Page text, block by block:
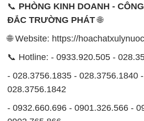
📞 PHÒNG KINH DOANH -
ĐẮC TRƯỜNG PHÁT🌐
🌐 Website: https://
📞 Hotline: - 0933.920.505 -
- 028.3756.1835 - 028.3756.1840
028.3756.1842
- 0932.660.696 - 0901.326.566 -